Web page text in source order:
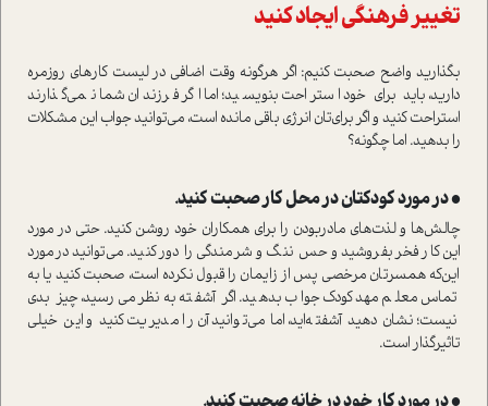
تغییر فرهنگی ایجاد کنید
بگذارید واضح صحبت کنیم: اگر هر‌گونه وقت اضافی در لیست کارهای روزمره
دارید، باید برای خود ا‌ستراحت بنویسید؛ اما اگر فرزندان شما نمی‌گذارند
ا‌ستراحت کنید و اگر برای‌تان انرژی باقی مانده ا‌ست، می‌توانید جواب این مشکلات
را بدهید. اما چگونه؟
• در مورد کودکتان در محل کار صحبت کنید.
چالش‌ها و لذت‌های مادر‌بودن را برای همکاران خود روشن کنید. حتی در مورد
این کار فخر بفروشید و حس ننگ و شرمندگی را دور کنید. می‌توانید درمورد
این‌که همسرتان مرخصی پس از زایمان را قبول نکرده ا‌ست، صحبت کنید یا به
تماس معلم مهدکودک جواب بدهید. اگر آشفته به‌نظر می‌رسید، چیز بدی
نیست؛ نشان دهید آشفته‌اید، اما می‌توانید آن را مدیریت کنید و این خیلی
تاثیر‌گذار ا‌ست.